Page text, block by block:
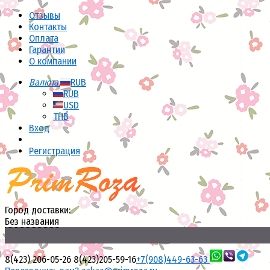
Отзывы
Контакты
Оплата
Гарантии
О компании
Валюта:
RUB
RUB
USD
THB
Вход
Регистрация
Город доставки:
Без названия
8(423) 206-05-26 8(423)205-59-16+7(908)449-63-63